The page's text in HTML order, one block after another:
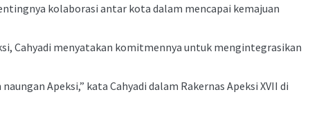
kolaborasi antar kota dalam mencapai kemajuan
Cahyadi menyatakan komitmennya untuk mengintegrasikan
Apeksi,” kata Cahyadi dalam Rakernas Apeksi XVII di